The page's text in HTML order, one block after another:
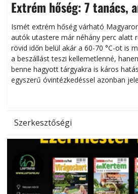
Extrém hőség: 7 tanács,
megóvhatjuk autónkat
Ismét extrém hőség várható
autók utastere már néhány perc alatt
rövid időn belül akár a 60-70 °C-ot is
a beszállást teszi kellemetlenné,
benne hagyott tárgyakra is káros
egyszerű óvintézkedéssel azonban
Szerkesztőségi